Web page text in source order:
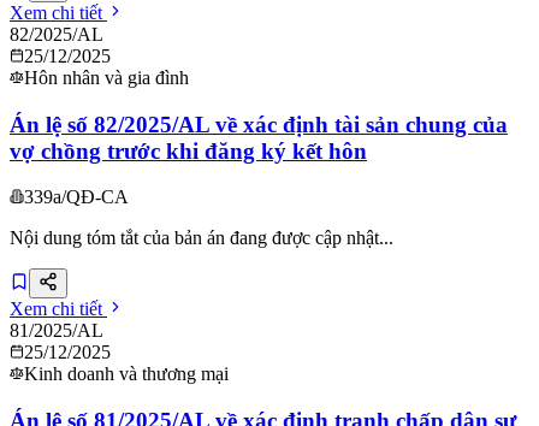
Xem chi tiết
82/2025/AL
25/12/2025
Hôn nhân và gia đình
Án lệ số 82/2025/AL về xác định tài sản chung của
vợ chồng trước khi đăng ký kết hôn
339a/QĐ-CA
Nội dung tóm tắt của bản án đang được cập nhật...
Xem chi tiết
81/2025/AL
25/12/2025
Kinh doanh và thương mại
Án lệ số 81/2025/AL về xác định tranh chấp dân sự